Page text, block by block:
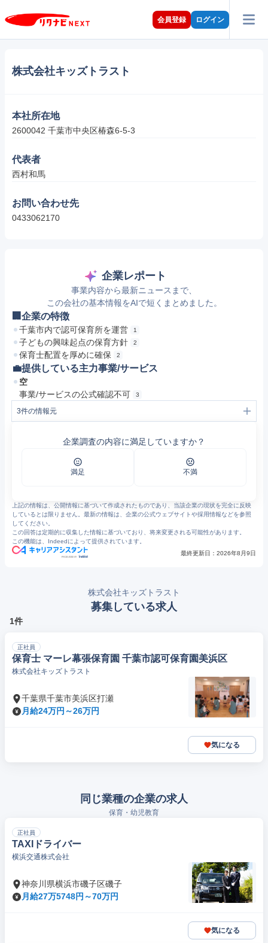
会員登録 ログイン
株式会社キッズトラスト
本社所在地
2600042 千葉市中央区椿森6-5-3
代表者
西村和馬
お問い合わせ先
0433062170
企業レポート
事業内容から最新ニュースまで、
この会社の基本情報をAIで短くまとめました。
🏢企業の特徴
千葉市内で認可保育所を運営 1
子どもの興味起点の保育方針 2
保育士配置を厚めに確保 2
💼提供している主力事業/サービス
空
事業/サービスの公式確認不可
3
3件の情報元
https://next.rikunabi.com/company/1296368826/
企業調査の内容に満足していますか？
満足 不満
上記の情報は、公開情報に基づいて作成されたものであり、当該企業の現状を完全に反映
しているとは限りません。最新の情報は、企業の公式ウェブサイトや採用情報などを参照
してください。
この回答は定期的に収集した情報に基づいており、将来変更される可能性があります。
この機能は、Indeedによって提供されています。
最終更新日： 2026年8月9日
株式会社キッズトラスト
募集している求人
1件
正社員
保育士 マーレ幕張保育園 千葉市認可保育園美浜区
株式会社キッズトラスト
千葉県千葉市美浜区打瀬
月給24万円～26万円
気になる
同じ業種の企業の求人
保育・幼児教育
正社員
TAXIドライバー
横浜交通株式会社
神奈川県横浜市磯子区磯子
月給27万5748円～70万円
気になる